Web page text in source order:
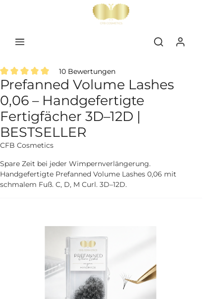
Durchschnittliche Bewertung von 5 von 5 Sternen
10 Bewertungen
Prefanned Volume Lashes
0,06 – Handgefertigte
Fertigfächer 3D–12D |
BESTSELLER
CFB Cosmetics
Spare Zeit bei jeder Wimpernverlängerung.
Handgefertigte Prefanned Volume Lashes 0,06 mit
schmalem Fuß. C, D, M Curl. 3D–12D.